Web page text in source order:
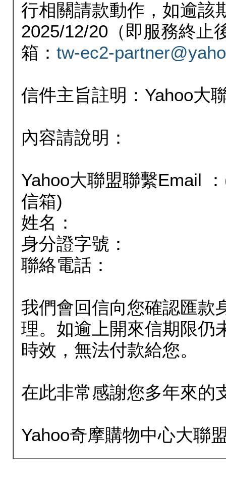
行相關請款動作，如逾該
2025/12/20（即服務終止
箱： tw-ec2-
信件主旨註明：Yahoo大
內容請說明：
Yahoo大聯盟聯繫Email
信箱)
姓名：
身分證字號：
聯絡電話：
我們會回信向您確認匯款
理。如逾上開來信期限仍
時效，無法付款給您。
在此非常感謝您多年來的
Yahoo奇摩購物中心大